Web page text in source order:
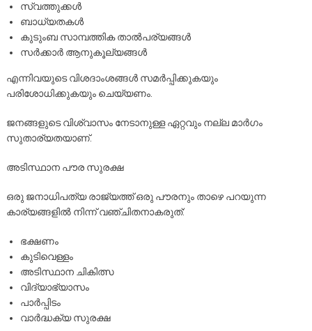
സ്വത്തുക്കൾ
ബാധ്യതകൾ
കുടുംബ സാമ്പത്തിക താൽപര്യങ്ങൾ
സർക്കാർ ആനുകൂല്യങ്ങൾ
എന്നിവയുടെ വിശദാംശങ്ങൾ സമർപ്പിക്കുകയും
പരിശോധിക്കുകയും ചെയ്യണം.
ജനങ്ങളുടെ വിശ്വാസം നേടാനുള്ള ഏറ്റവും നല്ല മാർഗം
സുതാര്യതയാണ്.
അടിസ്ഥാന പൗര സുരക്ഷ
ഒരു ജനാധിപത്യ രാജ്യത്ത് ഒരു പൗരനും താഴെ പറയുന്ന
കാര്യങ്ങളിൽ നിന്ന് വഞ്ചിതനാകരുത്:
ഭക്ഷണം
കുടിവെള്ളം
അടിസ്ഥാന ചികിത്സ
വിദ്യാഭ്യാസം
പാർപ്പിടം
വാർദ്ധക്യ സുരക്ഷ